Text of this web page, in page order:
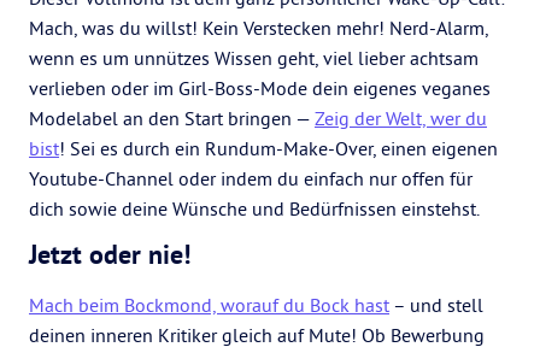
Mach, was du willst! Kein Verstecken mehr! Nerd-Alarm,
wenn es um unnützes Wissen geht, viel lieber achtsam
verlieben oder im Girl-Boss-Mode dein eigenes veganes
Modelabel an den Start bringen — Zeig der Welt, wer du
bist! Sei es durch ein Rundum-Make-Over, einen eigenen
Youtube-Channel oder indem du einfach nur offen für
dich sowie deine Wünsche und Bedürfnissen einstehst.
Jetzt oder nie!
Mach beim Bockmond, worauf du Bock hast – und stell
deinen inneren Kritiker gleich auf Mute! Ob Bewerbung